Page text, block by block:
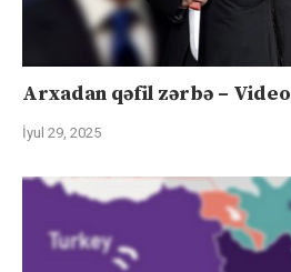
Arxadan qəfil zərbə – Video
İyul 29, 2025